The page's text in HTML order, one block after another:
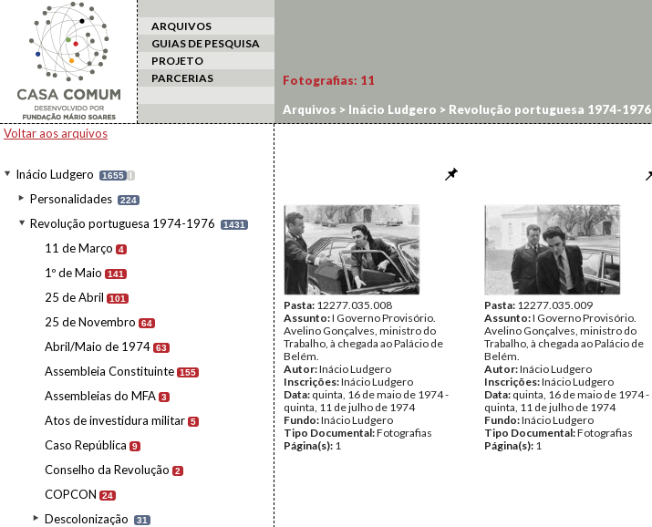
ARQUIVOS
GUIAS DE PESQUISA
PROJETO
PARCERIAS
Voltar aos arquivos
Inácio Ludgero 1655 I
Personalidades 224
Revolução portuguesa 1974-1976 1431
11 de Março 4
1º de Maio 141
25 de Abril 101
25 de Novembro 64
Abril/Maio de 1974 63
Assembleia Constituinte 155
Assembleias do MFA 3
Atos de investidura militar 5
Caso República 9
Conselho da Revolução 2
COPCON 24
Descolonização 31
Fotografias: 11
Arquivos > Inácio Ludgero > Revolução portuguesa 1974-1976
Pasta: 12277.035.008
Assunto:I Governo Provisório.
Avelino Gonçalves, ministro do
Trabalho, à chegada ao Palácio de
Belém.
Autor:Inácio Ludgero
Inscrições:Inácio Ludgero
Data: quinta, 16 de maio de 1974 -
quinta, 11 de julho de 1974
Fundo:Inácio Ludgero
Tipo Documental:Fotografias
Página(s): 1
Pasta: 12277.035.009
Assunto:I Governo Provisório.
Avelino Gonçalves, ministro do
Trabalho, à chegada ao Palácio de
Belém.
Autor:Inácio Ludgero
Inscrições:Inácio Ludgero
Data: quinta, 16 de maio de 1974 -
quinta, 11 de julho de 1974
Fundo:Inácio Ludgero
Tipo Documental:Fotografias
Página(s): 1